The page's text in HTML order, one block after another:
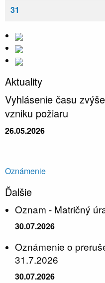
31
Aktuality
Vyhlásenie času
vzniku požiaru
26.05.2026
Oznámenie
Ďalšie
Oznam - Matričný
30.07.2026
Oznámenie o
31.7.2026
30.07.2026